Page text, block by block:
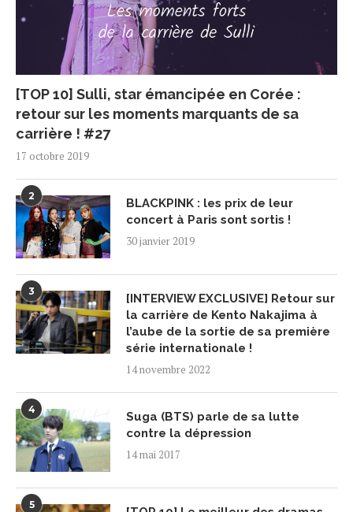
[TOP 10] Sulli, star émancipée en Corée :
retour sur les moments marquants de sa
carrière ! #27
17 octobre 2019
2
BLACKPINK : les prix de leur
concert à Paris sont sortis !
30 janvier 2019
3
[INTERVIEW EXCLUSIVE] Retour sur
la carrière de Kento Nakajima à
l’aube de la sortie de sa première
série internationale !
14 novembre 2022
4
Suga (BTS) parle de sa lutte
contre la dépression
14 mai 2017
5